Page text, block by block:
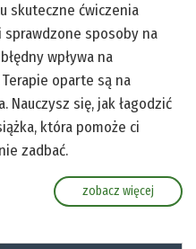
skuteczne ćwiczenia
sposoby na
wpływa na
oparte są na
Nauczysz się, jak łagodzić
która pomoże ci
zadbać.
zobacz więcej